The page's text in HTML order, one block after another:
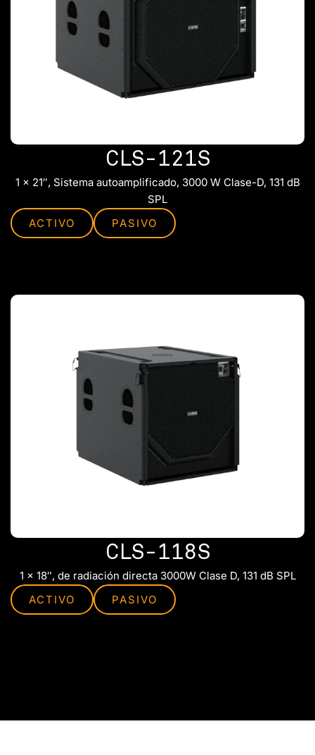
CLS-121S
1 x 21″, Sistema autoamplificado, 3000 W Clase-D, 131 dB
SPL
ACTIVO
PASIVO
CLS-118S
1 x 18″, de radiación directa 3000W Clase D, 131 dB SPL
ACTIVO
PASIVO